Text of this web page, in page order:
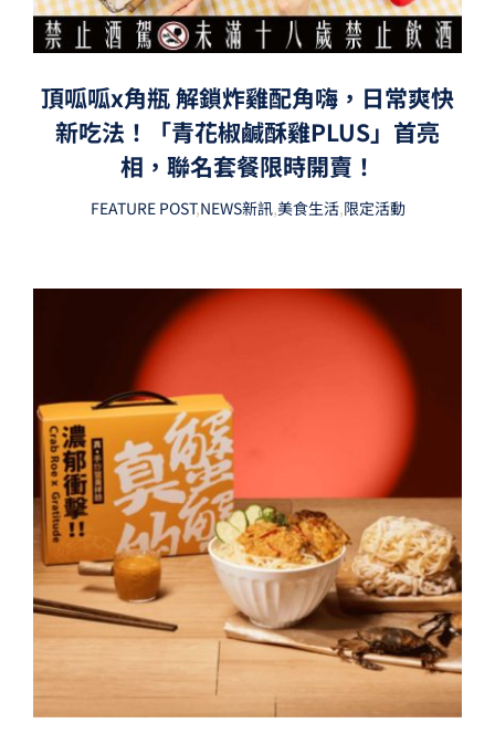
頂呱呱x角瓶 解鎖炸雞配角嗨，日常爽快
新吃法！「青花椒鹹酥雞PLUS」首亮
相，聯名套餐限時開賣！
FEATURE POST,NEWS新訊,美食生活,限定活動